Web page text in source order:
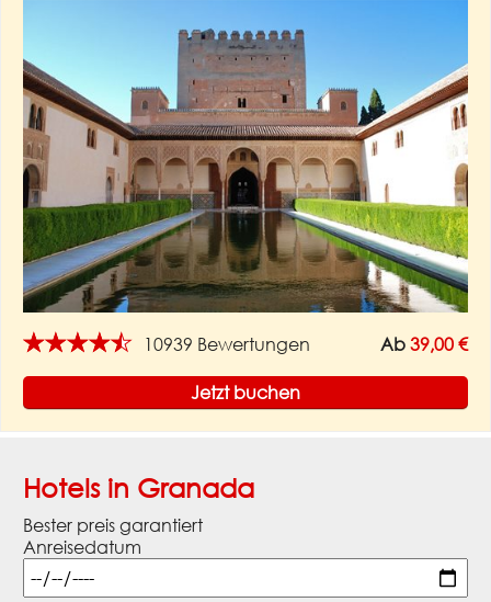
★★★★★ 10939 Bewertungen Ab 39,00 €
Jetzt buchen
Hotels in Granada
Bester preis garantiert
Anreisedatum